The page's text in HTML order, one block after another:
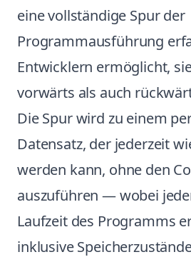
eine vollständige Spur der
Programmausführung
Entwicklern ermöglicht,
vorwärts als auch
Die Spur wird zu einem
Datensatz, der jederzeit
werden kann, ohne den
auszuführen — wobei
Laufzeit des Programms
inklusive